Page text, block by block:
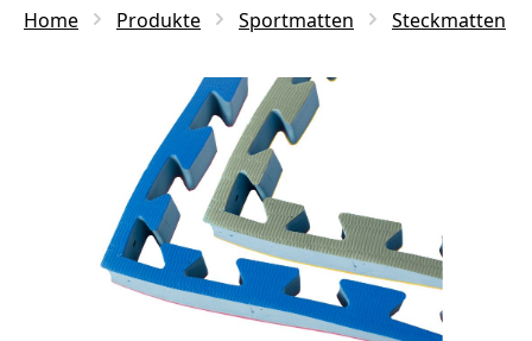
Home Produkte Sportmatten Steckmatten
Bildergalerie überspringen